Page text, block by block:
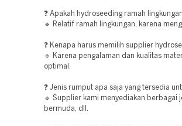
❓ Apakah hydroseeding ramah
🔹 Relatif ramah lingkungan, karena
❓ Kenapa harus memilih supplier
🔹 Karena pengalaman dan kualitas
optimal.
❓ Jenis rumput apa saja yang tersedia
🔹 Supplier kami menyediakan
bermuda, dll.